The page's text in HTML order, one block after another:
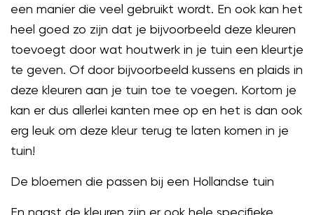
een manier die veel gebruikt wordt. En ook kan het
heel goed zo zijn dat je bijvoorbeeld deze kleuren
toevoegt door wat houtwerk in je tuin een kleurtje
te geven. Of door bijvoorbeeld kussens en plaids in
deze kleuren aan je tuin toe te voegen. Kortom je
kan er dus allerlei kanten mee op en het is dan ook
erg leuk om deze kleur terug te laten komen in je
tuin!
De bloemen die passen bij een Hollandse tuin
En naast de kleuren zijn er ook hele specifieke